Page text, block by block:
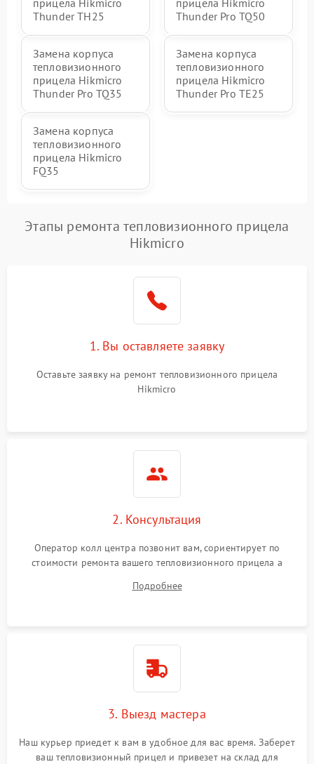
Thunder TH25
Thunder Pro TQ50
Замена корпуса
тепловизионного
прицела Hikmicro
Thunder Pro TQ35
Замена корпуса
тепловизионного
прицела Hikmicro
Thunder Pro TE25
Замена корпуса
тепловизионного
прицела Hikmicro
FQ35
Этапы ремонта тепловизионного прицела
Hikmicro
1. Вы оставляете заявку
Оставьте заявку на ремонт тепловизионного прицела
Hikmicro
2. Консультация
Оператор колл центра позвонит вам, сориентирует по
стоимости ремонта вашего тепловизионного прицела а
Подробнее
3. Выезд мастера
Наш курьер приедет к вам в удобное для вас время. Заберет
ваш тепловизионный прицел и привезет на склад для